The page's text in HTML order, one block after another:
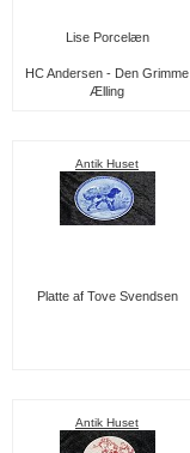
Lise Porcelæn
HC Andersen - Den Grimme
Ælling
Antik Huset
Platte af Tove Svendsen
Antik Huset